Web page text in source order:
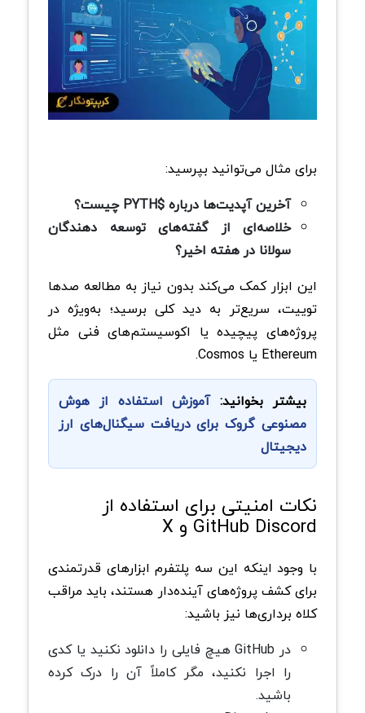
برای مثال می‌توانید بپرسید:
آخرین آپدیت‌ها درباره $PYTH چیست؟
خلاصه‌ای از گفته‌های توسعه‌ دهندگان
سولانا در هفته اخیر؟
این ابزار کمک می‌کند بدون نیاز به مطالعه صدها
توییت، سریع‌تر به دید کلی برسید؛ به‌ویژه در
پروژه‌های پیچیده یا اکوسیستم‌های فنی مثل
Ethereum یا Cosmos.
بیشتر بخوانید:آموزش استفاده از هوش
مصنوعی گروک برای دریافت سیگنال‌های ارز
دیجیتال
نکات امنیتی برای استفاده از
GitHub Discord و X
با وجود اینکه این سه پلتفرم ابزارهای قدرتمندی
برای کشف پروژه‌های آینده‌دار هستند، باید مراقب
کلاه‌ برداری‌ها نیز باشید:
در GitHub هیچ فایلی را دانلود نکنید یا کدی
را اجرا نکنید، مگر کاملاً آن را درک کرده
باشید.